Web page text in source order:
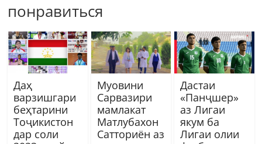
понравиться
Даҳ
варзишгари
беҳтарини
Тоҷикистон
дар соли
Муовини
Сарвазири
мамлакат
Матлубахон
Сатториён аз
Дастаи
«Панҷшер»
аз Лигаи
якум ба
Лигаи олии